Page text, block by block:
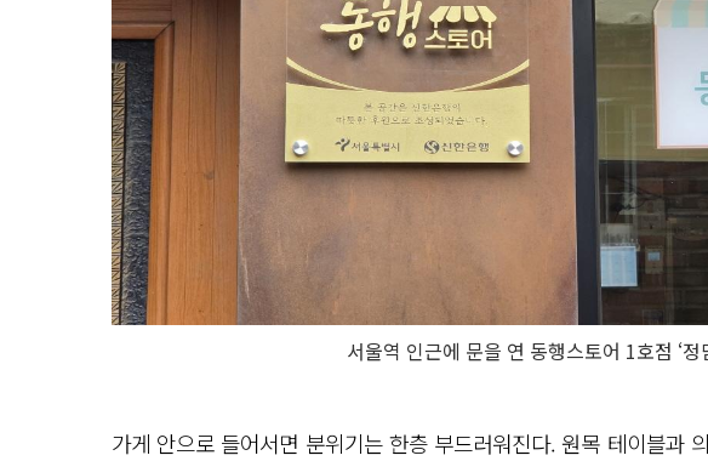
서울역 인근에 문을 연 동행스토어 1호점 ‘정
가게 안으로 들어서면 분위기는 한층 부드러워진다. 원목 테이블과